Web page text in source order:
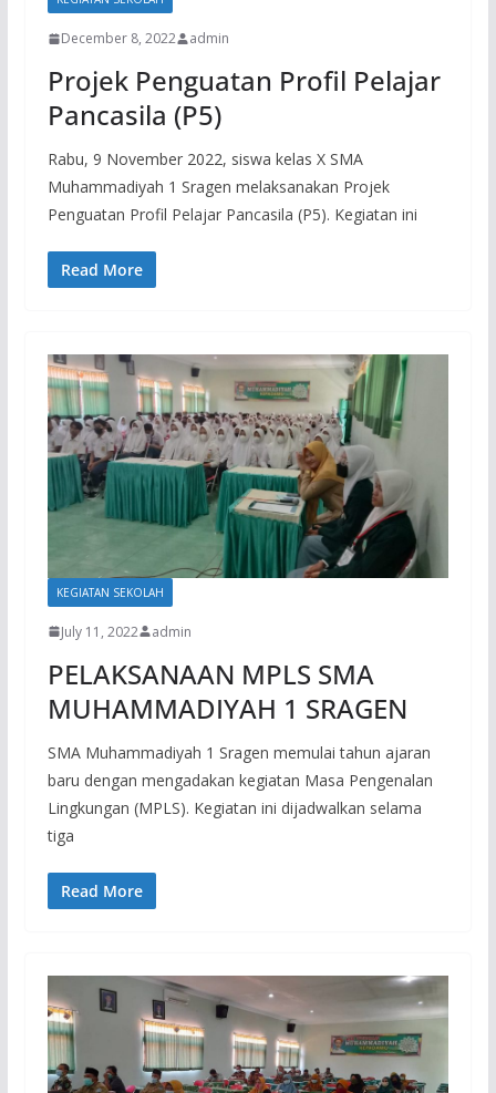
December 8, 2022 admin
Projek Penguatan Profil Pelajar
Pancasila (P5)
Rabu, 9 November 2022, siswa kelas X SMA
Muhammadiyah 1 Sragen melaksanakan Projek
Penguatan Profil Pelajar Pancasila (P5). Kegiatan ini
Read More
KEGIATAN SEKOLAH
July 11, 2022 admin
PELAKSANAAN MPLS SMA
MUHAMMADIYAH 1 SRAGEN
SMA Muhammadiyah 1 Sragen memulai tahun ajaran
baru dengan mengadakan kegiatan Masa Pengenalan
Lingkungan (MPLS). Kegiatan ini dijadwalkan selama
tiga
Read More